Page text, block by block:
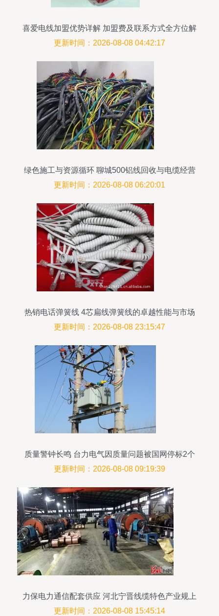
喜爱电线加盟优势详解 加盟费及联系方式全方位解
析
更新时间：2026-08-08 04:42:17
绿色施工与资源循环 聊城500铝线回收与电缆经营
实践
更新时间：2026-08-08 06:20:01
热销电话弹簧线 4芯扁线弹簧线的卓越性能与市场
优势
更新时间：2026-08-08 23:15:47
质量警钟长鸣 台力电气因质量问题被国网停标2个
月
更新时间：2026-08-08 09:19:39
力保电力通信配套供应 河北宁晋线缆特色产业规上
企业全部复工
更新时间：2026-08-08 15:45:14